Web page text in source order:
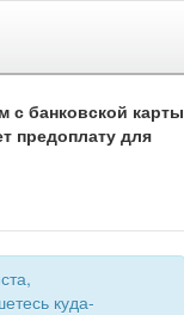
с банковской карты
предоплату для
куда-